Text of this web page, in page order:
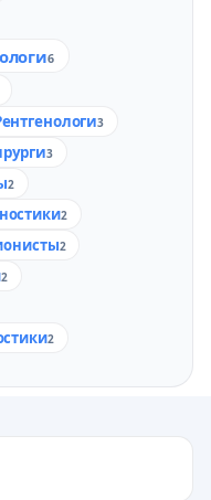
6
3
3
2
2
2
2
2